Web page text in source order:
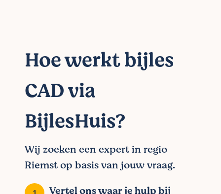
Hoe werkt bijles
CAD via
BijlesHuis?
Wij zoeken een expert in regio
Riemst op basis van jouw vraag.
Vertel ons waar je hulp bij